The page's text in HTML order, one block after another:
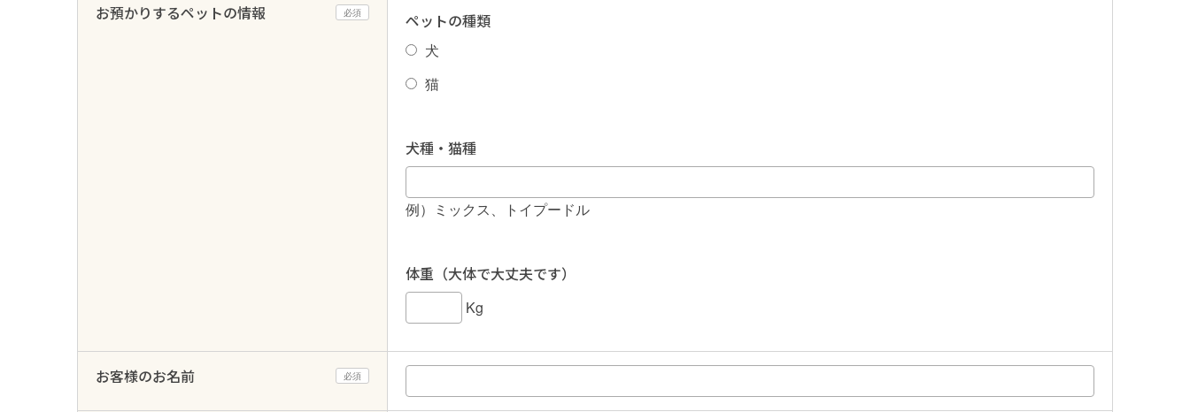
お預かりするペットの情報 必須 ペットの種類
犬
猫
犬種・猫種
例）ミックス、トイプードル
体重（大体で大丈夫です）
Kg
お客様のお名前 必須